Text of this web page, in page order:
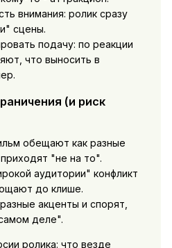
внимания: ролик сразу
сцены.
подачу: по реакции
что выносить в
(и риск
обещают как разные
"не на то".
аудитории" конфликт
до клише.
акценты и спорят,
деле".
ролика: что везде